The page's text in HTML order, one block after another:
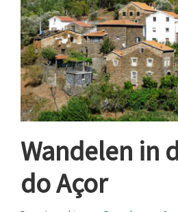
Wandelen in
do Açor